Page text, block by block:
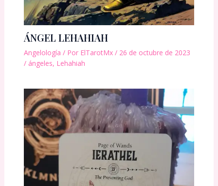
ÁNGEL LEHAHIAH
Angelología / Por ElTarotMx / 26 de octubre de 2023
/ ángeles, Lehahiah